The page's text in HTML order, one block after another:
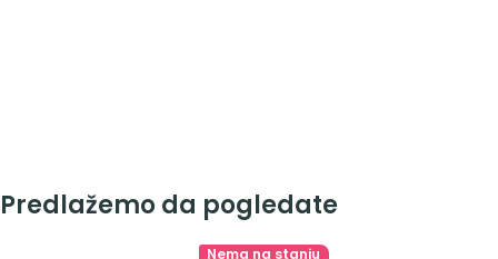
Predlažemo da pogledate
Nema na stanju